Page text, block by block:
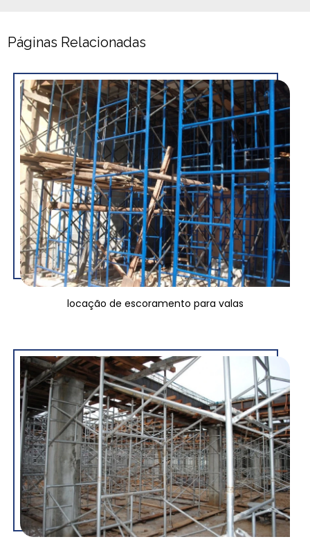
Páginas Relacionadas
locação de escoramento para valas